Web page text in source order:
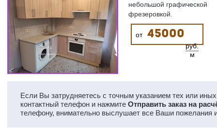
небольшой графической
фрезеровкой.
от 45000
руб.
м
Если Вы затрудняетесь с точным указанием тех или
контактный телефон и нажмите Отправить заказ на
телефону, внимательно выслушает все Ваши пожелания